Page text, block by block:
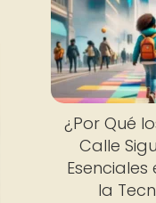
¿Por Qué
Calle
Esenciales
la